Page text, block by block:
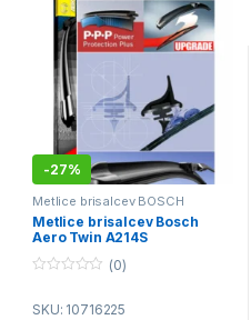
-27%
Metlice brisalcev BOSCH
Aerotwin - spredaj S-MAX 05.15-
>
Metlice brisalcev Bosch
Aero Twin A214S
u
(0)
SKU: 10716225